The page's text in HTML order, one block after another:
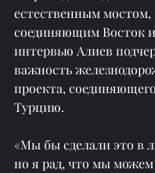
естественным мостом,
соединяющим Восток
интервью Алиев
важность
проекта,
Турцию.
«Мы бы сделали это в
но я рад, что мы можем